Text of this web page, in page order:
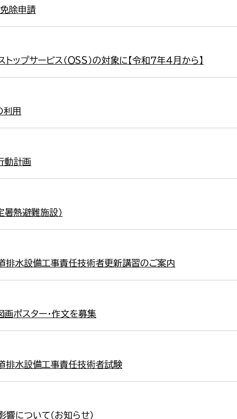
除申請
ップサービス（ＯＳＳ）の対象に【令和７年４月から】
利用
動計画
暑熱避難施設）
水設備工事責任技術者更新講習のご案内
ポスター・作文を募集
水設備工事責任技術者試験
について（お知らせ）